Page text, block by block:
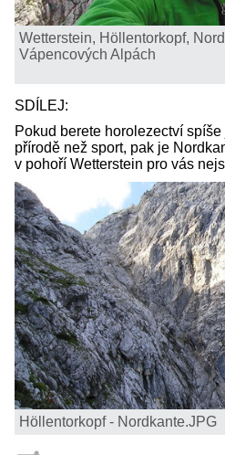
Wetterstein, Höllentorkopf,
Vápencových Alpách
SDÍLEJ:
Pokud berete horolezectví
přírodě než sport, pak je
v pohoří Wetterstein pro vás
Höllentorkopf - Nordkante.JPG